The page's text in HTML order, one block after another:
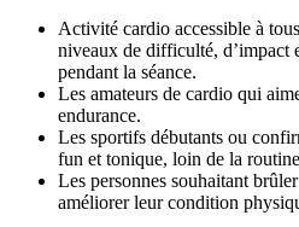
Activité cardio accessible à
niveaux de difficulté, d’impact
pendant la séance.
Les amateurs de cardio qui
endurance.
Les sportifs débutants ou
fun et tonique, loin de la
Les personnes souhaitant
améliorer leur condition